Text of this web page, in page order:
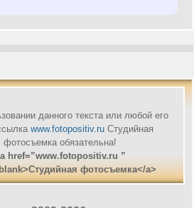
данного текста или любой его
www.fotopositiv.ru Cтудийная
фотосъемка обязательна!
href=”www.fotopositiv.ru ”
фотосъемка</a>